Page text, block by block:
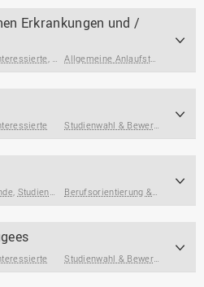
Erkrankungen und /
, Studienanfänger*innen,Studierende
Allgemeine Anlaufstellen
Studienwahl & Bewerbung
, Studienanfänger*innen ,Studierende am
Berufsorientierung & Profilbildung
Studienwahl & Bewerbung